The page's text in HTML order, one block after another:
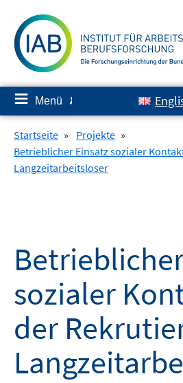
zum
Inhalt
≡ Menü ✘
Startseite » Projekte »
Betrieblicher Einsatz sozialer
Langzeitarbeitsloser
sozialer
der